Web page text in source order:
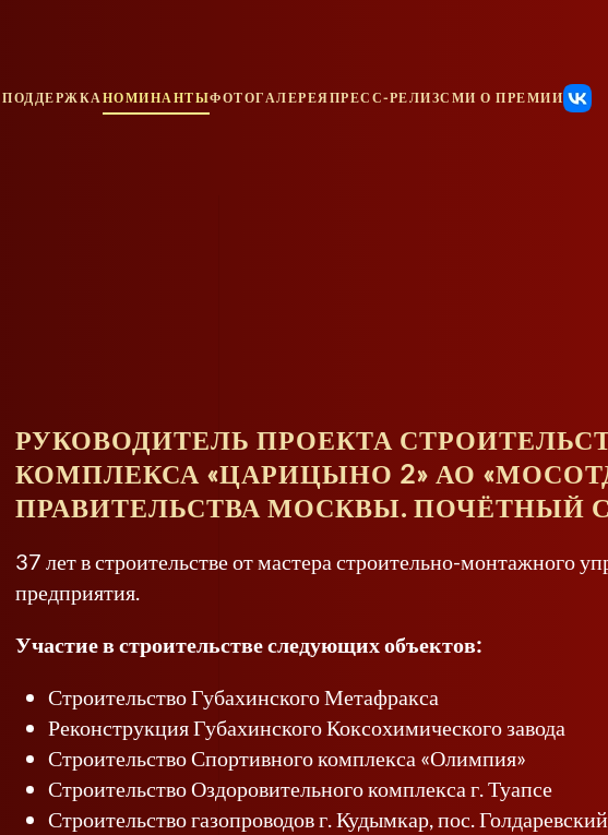
НОМИНАНТЫФОТОГАЛЕРЕЯПРЕСС-РЕЛИЗСМИ О ПРЕМИИ
РУКОВОДИТЕЛЬ ПРОЕКТА
КОМПЛЕКСА «ЦАРИЦЫНО 2» АО
ПРАВИТЕЛЬСТВА МОСКВЫ. ПОЧЁТНЫЙ
37 лет в строительстве от мастера строительно-монтажного
предприятия.
Участие в строительстве следующих объектов:
Строительство Губахинского Метафракса
Реконструкция Губахинского Коксохимического завода
Строительство Спортивного комплекса «Олимпия»
Строительство Оздоровительного комплекса г. Туапсе
Строительство газопроводов г. Кудымкар, пос. Голдаревский